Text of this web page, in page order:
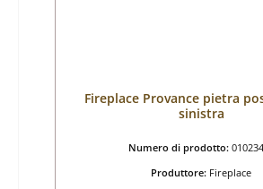
Fireplace Provance pietra
sinistra
Numero di prodotto:
Produttore: Fireplace